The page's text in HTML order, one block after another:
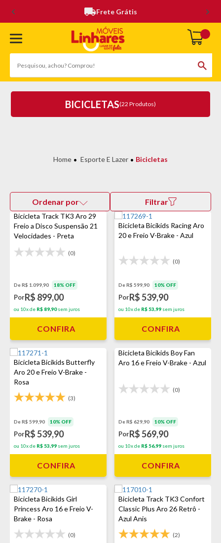
Frete Grátis
BICICLETAS(22 Produtos)
Esporte E Lazer Bicicletas
Ordenar por Filtrar
Bicicleta Track TK3 Aro 29
Freio a Disco Suspensão 21
Velocidades - Preta
(0)
De R$ 1.099,90 18% OFF
PorR$ 899,00
ou 10x de R$ 89,90sem juros
CONFIRA
Bicicleta Bicikids Racing Aro
20 e Freio V-Brake - Azul
(0)
De R$ 599,90 10% OFF
PorR$ 539,90
ou 10x de R$ 53,99 sem juros
CONFIRA
Bicicleta Bicikids Butterfly
Aro 20 e Freio V-Brake -
Rosa
(3)
De R$ 599,90 10% OFF
PorR$ 539,90
ou 10x de R$ 53,99 sem juros
CONFIRA
Bicicleta Bicikids Boy Fan
Aro 16 e Freio V-Brake - Azul
(0)
De R$ 629,90 10% OFF
PorR$ 569,90
ou 10x de R$ 56,99 sem juros
CONFIRA
Bicicleta Bicikids Girl
Princess Aro 16 e Freio V-
Brake - Rosa
(0)
Bicicleta Track TK3 Confort
Classic Plus Aro 26 Retrô -
Azul Anis
(2)